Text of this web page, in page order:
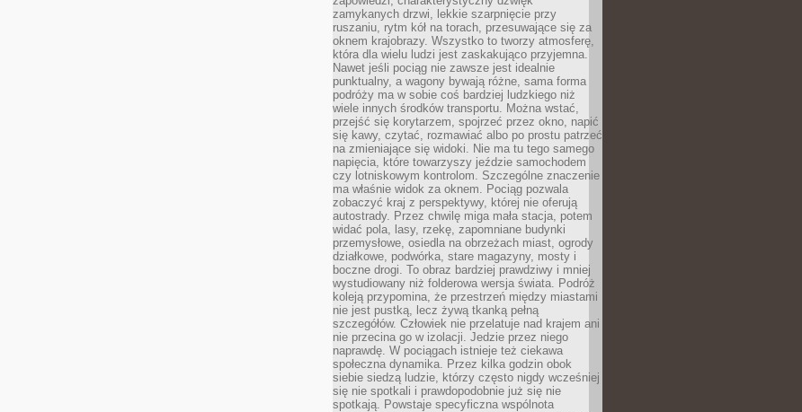
zamykanych drzwi, lekkie szarpnięcie przy
ruszaniu, rytm kół na torach, przesuwające się za
oknem krajobrazy. Wszystko to tworzy atmosferę,
która dla wielu ludzi jest zaskakująco przyjemna.
Nawet jeśli pociąg nie zawsze jest idealnie
punktualny, a wagony bywają różne, sama forma
podróży ma w sobie coś bardziej ludzkiego niż
wiele innych środków transportu. Można wstać,
przejść się korytarzem, spojrzeć przez okno, napić
się kawy, czytać, rozmawiać albo po prostu patrzeć
na zmieniające się widoki. Nie ma tu tego samego
napięcia, które towarzyszy jeździe samochodem
czy lotniskowym kontrolom. Szczególne znaczenie
ma właśnie widok za oknem. Pociąg pozwala
zobaczyć kraj z perspektywy, której nie oferują
autostrady. Przez chwilę miga mała stacja, potem
widać pola, lasy, rzekę, zapomniane budynki
przemysłowe, osiedla na obrzeżach miast, ogrody
działkowe, podwórka, stare magazyny, mosty i
boczne drogi. To obraz bardziej prawdziwy i mniej
wystudiowany niż folderowa wersja świata. Podróż
koleją przypomina, że przestrzeń między miastami
nie jest pustką, lecz żywą tkanką pełną
szczegółów. Człowiek nie przelatuje nad krajem ani
nie przecina go w izolacji. Jedzie przez niego
naprawdę. W pociągach istnieje też ciekawa
społeczna dynamika. Przez kilka godzin obok
siebie siedzą ludzie, którzy często nigdy wcześniej
się nie spotkali i prawdopodobnie już się nie
spotkają. Powstaje specyficzna wspólnota